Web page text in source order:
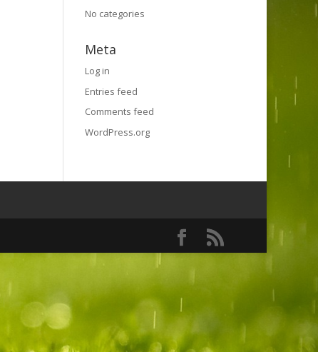
No categories
Meta
Log in
Entries feed
Comments feed
WordPress.org